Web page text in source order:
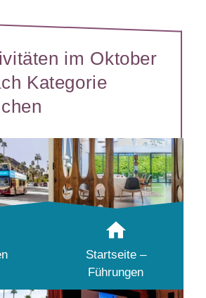
im Oktober
Kategorie
Startseite –
Führungen